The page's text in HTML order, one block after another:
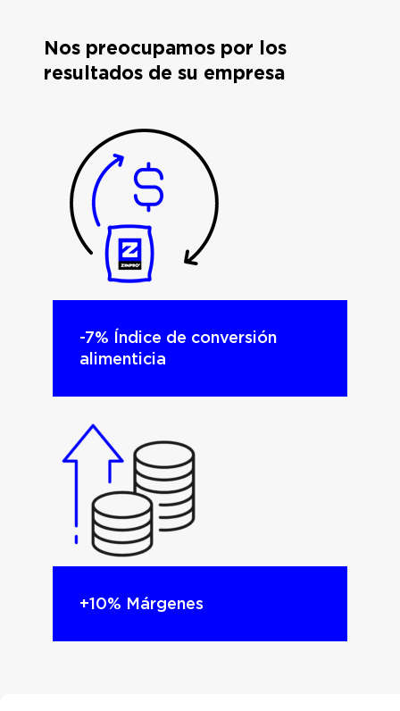
Nos preocupamos por los
resultados de su empresa
-7% Índice de conversión
alimenticia
+10% Márgenes